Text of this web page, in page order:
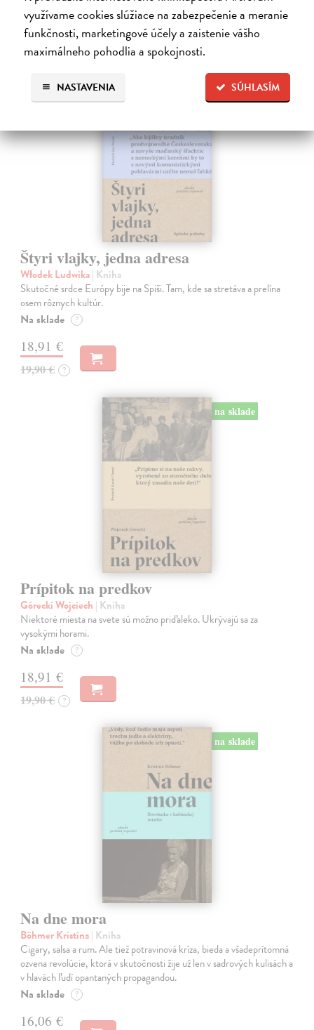
využívame cookies slúžiace na zabezpečenie a meranie
funkčnosti, marketingové účely a zaistenie vášho
maximálneho pohodlia a spokojnosti.
SÚHLASÍM
NASTAVENIA
16,06 €
16,90 € ?
na sklade
Štyri vlajky, jedna adresa
Włodek Ludwika| Kniha
Skutočné srdce Európy bije na Spiši. Tam, kde sa stretáva a prelína
osem rôznych kultúr.
Na sklade ?
18,91 €
19,90 € ?
na sklade
Prípitok na predkov
Górecki Wojciech | Kniha
Niektoré miesta na svete sú možno priďaleko. Ukrývajú sa za
vysokými horami.
Na sklade ?
18,91 €
19,90 € ?
na sklade
Na dne mora
Böhmer Kristína| Kniha
Cigary, salsa a rum. Ale tiež potravinová kríza, bieda a všadeprítomná
ozvena revolúcie, ktorá v skutočnosti žije už len v sadrových kulisách a
v hlavách ľudí opantaných propagandou.
Na sklade ?
16,06 €